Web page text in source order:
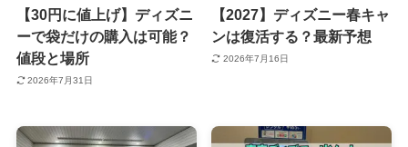
【30円に値上げ】ディズニ
ーで袋だけの購入は可能？
値段と場所
2026年7月31日
【2027】ディズニー春キャ
ンは復活する？最新予想
2026年7月16日